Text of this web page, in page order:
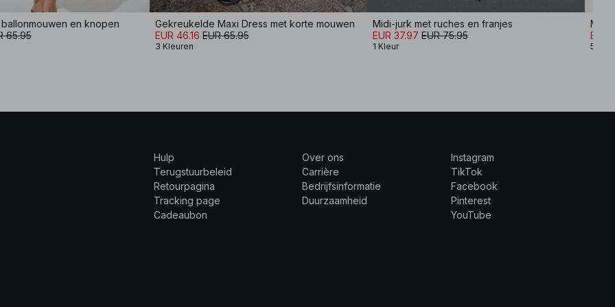
en knopen
65.95
Gekreukelde Maxi Dress met korte mouwen
EUR 46.16 EUR 65.95
3 Kleuren
Midi-jurk met ruches en franjes
EUR 37.97 EUR 75.95
1 Kleur
Midi-
EUR
5
Hulp
Terugstuurbeleid
Retourpagina
Tracking page
Cadeaubon
Over ons
Carrière
Bedrijfsinformatie
Duurzaamheid
Instagram
TikTok
Facebook
Pinterest
YouTube